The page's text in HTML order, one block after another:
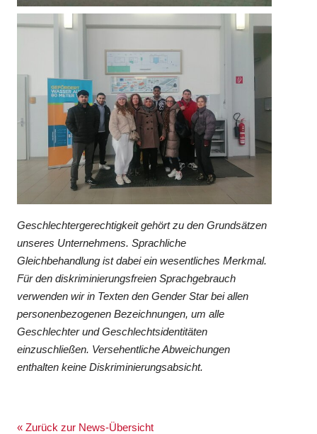
Geschlechtergerechtigkeit gehört zu den Grundsätzen
unseres Unternehmens. Sprachliche
Gleichbehandlung ist dabei ein wesentliches Merkmal.
Für den diskriminierungsfreien Sprachgebrauch
verwenden wir in Texten den Gender Star bei allen
personenbezogenen Bezeichnungen, um alle
Geschlechter und Geschlechtsidentitäten
einzuschließen. Versehentliche Abweichungen
enthalten keine Diskriminierungsabsicht.
« Zurück zur News-Übersicht